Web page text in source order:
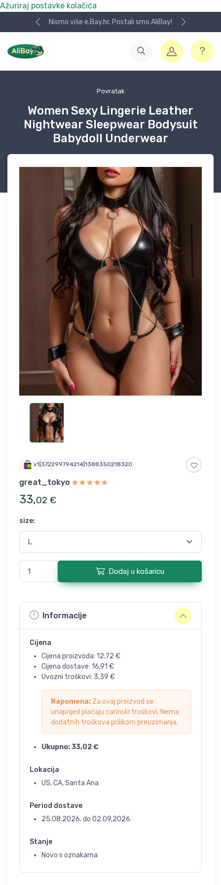
Ažuriraj postavke kolačića
Nismo više e.Bay.hr. Postali smo AliBay!
Povratak
Women Sexy Lingerie Leather
Nightwear Sleepwear Bodysuit
Babydoll Underwear
v1|372299794214|1388350218320
great_tokyo
33,02 €
size:
Dodaj u košaricu
Informacije
Cijena
Cijena proizvoda: 12,72 €
Cijena dostave: 16,91 €
Uvozni troškovi: 3,39 €
Napomena: Za ovaj proizvod se
unaprijed plaćaju carinski troškovi. Nema
dodatnih troškova prilikom preuzimanja.
Ukupno:33,02€
Lokacija
US, CA, Santa Ana
Period dostave
25.08.2026. do 02.09.2026.
Stanje
Novo s oznakama